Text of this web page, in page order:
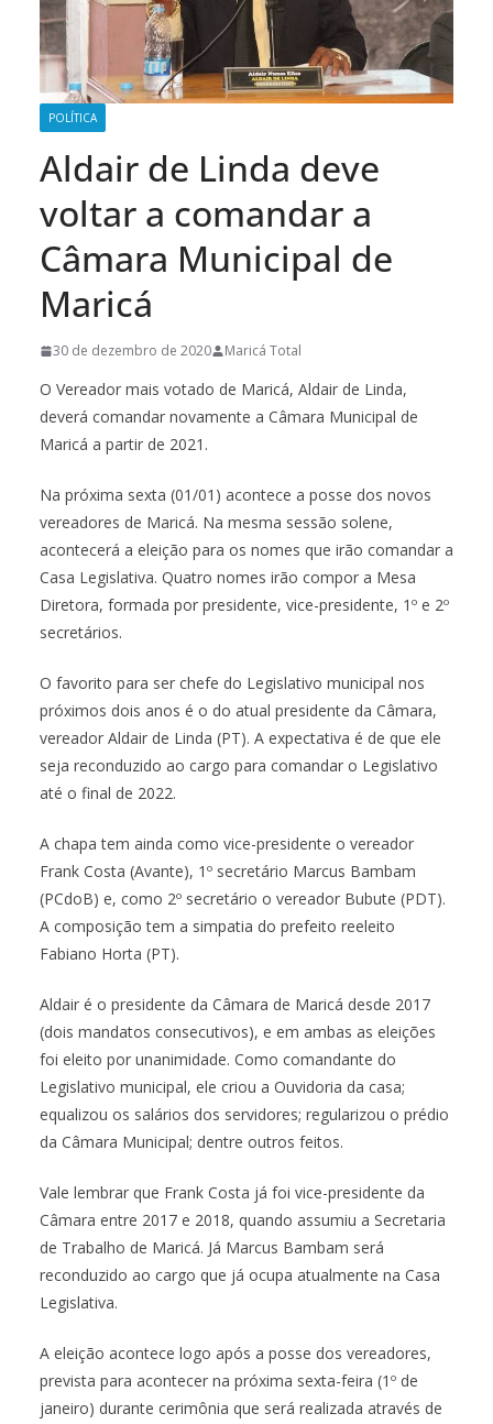
POLÍTICA
Aldair de Linda deve
voltar a comandar a
Câmara Municipal de
Maricá
30 de dezembro de 2020 Maricá Total
O Vereador mais votado de Maricá, Aldair de Linda,
deverá comandar novamente a Câmara Municipal de
Maricá a partir de 2021.
Na próxima sexta (01/01) acontece a posse dos novos
vereadores de Maricá. Na mesma sessão solene,
acontecerá a eleição para os nomes que irão comandar a
Casa Legislativa. Quatro nomes irão compor a Mesa
Diretora, formada por presidente, vice-presidente, 1º e 2º
secretários.
O favorito para ser chefe do Legislativo municipal nos
próximos dois anos é o do atual presidente da Câmara,
vereador Aldair de Linda (PT). A expectativa é de que ele
seja reconduzido ao cargo para comandar o Legislativo
até o final de 2022.
A chapa tem ainda como vice-presidente o vereador
Frank Costa (Avante), 1º secretário Marcus Bambam
(PCdoB) e, como 2º secretário o vereador Bubute (PDT).
A composição tem a simpatia do prefeito reeleito
Fabiano Horta (PT).
Aldair é o presidente da Câmara de Maricá desde 2017
(dois mandatos consecutivos), e em ambas as eleições
foi eleito por unanimidade. Como comandante do
Legislativo municipal, ele criou a Ouvidoria da casa;
equalizou os salários dos servidores; regularizou o prédio
da Câmara Municipal; dentre outros feitos.
Vale lembrar que Frank Costa já foi vice-presidente da
Câmara entre 2017 e 2018, quando assumiu a Secretaria
de Trabalho de Maricá. Já Marcus Bambam será
reconduzido ao cargo que já ocupa atualmente na Casa
Legislativa.
A eleição acontece logo após a posse dos vereadores,
prevista para acontecer na próxima sexta-feira (1º de
janeiro) durante cerimônia que será realizada através de